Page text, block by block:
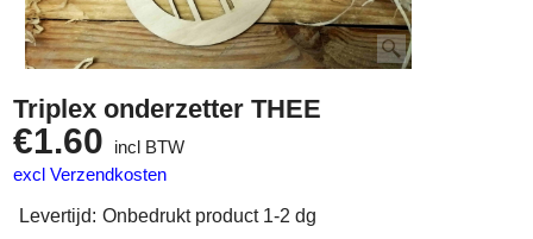
Triplex onderzetter THEE
€1.60
incl BTW
excl Verzendkosten
Levertijd: Onbedrukt product 1-2 dg